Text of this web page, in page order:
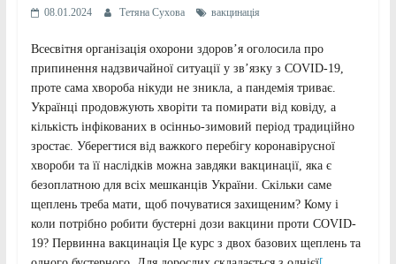
08.01.2024 Тетяна Сухова вакцинація
Всесвітня організація охорони здоров’я оголосила про
припинення надзвичайної ситуації у зв’язку з COVІD-19,
проте сама хвороба нікуди не зникла, а пандемія триває.
Українці продовжують хворіти та помирати від ковіду, а
кількість інфікованих в осінньо-зимовий період традиційно
зростає. Уберегтися від важкого перебігу коронавірусної
хвороби та її наслідків можна завдяки вакцинації, яка є
безоплатною для всіх мешканців України. Скільки саме
щеплень треба мати, щоб почуватися захищеним? Кому і
коли потрібно робити бустерні дози вакцини проти COVІD-
19? Первинна вакцинація Це курс з двох базових щеплень та